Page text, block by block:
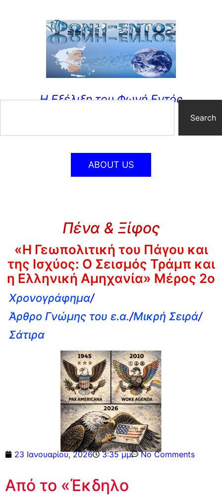
Η Εξέλιξη του Φωνή Εντός
Search
ABOUT US
Πένα & Ξίφος
«Η Γεωπολιτική του Πάγου και
της Ισχύος: Ο Σεισμός Τράμπ και
η Ελληνική Αμηχανία» Μέρος 2ο
Χρονογράφημα/
Άρθρο Γνώμης του ε.α./Μικρή Σειρά/
Σάτιρα
23 Ιανουαρίου, 2026 3:35 μμ No Comments
Από το «Έκδηλο